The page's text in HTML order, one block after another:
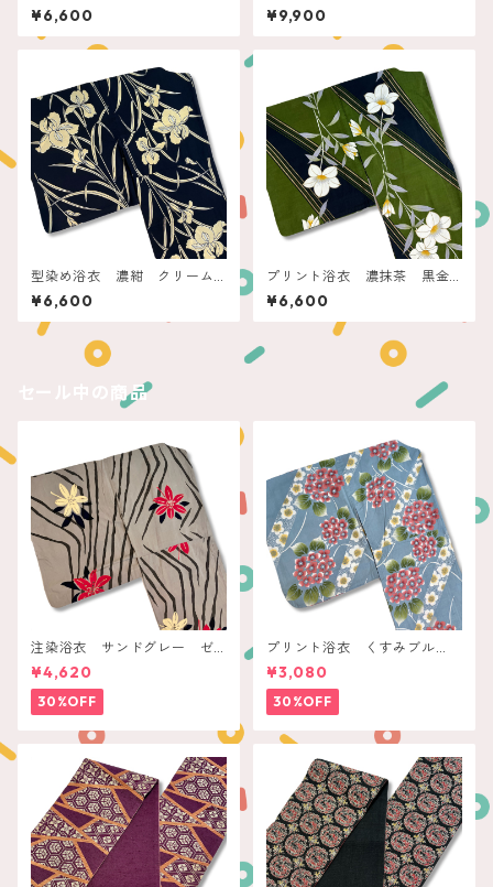
ムブルー 雪輪に撫子
¥6,600 レラ
¥9,900
型染め浴衣 濃紺 クリーム
菖蒲
¥6,600
プリント浴衣 濃抹茶 黒金
ラインに白花
¥6,600
セール中の商品
注染浴衣 サンドグレー ゼ
ブラストライプに赤白花
¥4,620
30%OFF
プリント浴衣 くすみブル
ー 桃色紫陽花に白梅ライン
¥3,080
30%OFF